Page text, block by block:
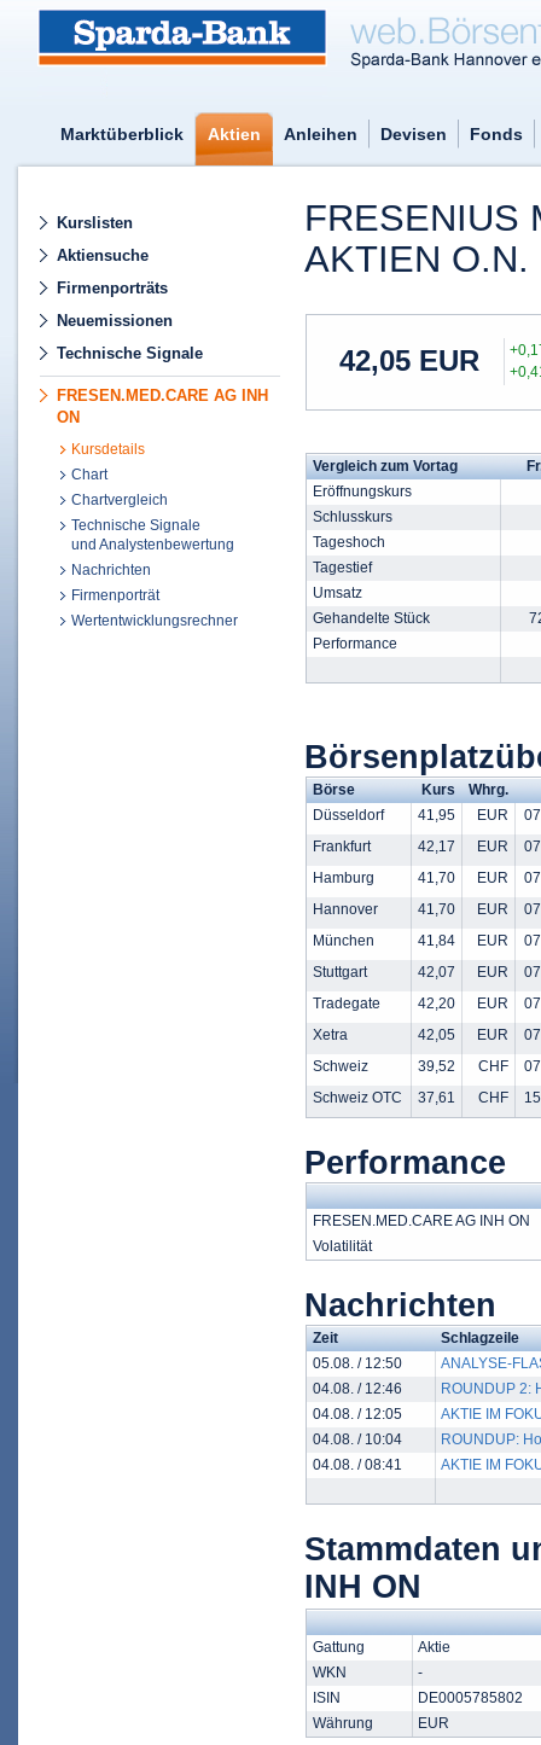
Marktüberblick Aktien Anleihen Devisen Fonds
Kurslisten
Aktiensuche
Firmenporträts
Neuemissionen
Technische Signale
FRESEN.MED.CARE AG INH
ON
Kursdetails
Chart
Chartvergleich
Technische Signale
und Analystenbewertung
Nachrichten
Firmenporträt
Wertentwicklungsrechner
FRESENIUS
AKTIEN O.N.
42,05 EUR
Vergleich zum Vortag
Eröffnungskurs
Schlusskurs
Tageshoch
Tagestief
Umsatz
Gehandelte Stück
Performance
Börse Kurs
Whrg.
Düsseldorf
41,95 EUR
Frankfurt
42,17 EUR
Hamburg
41,70 EUR
Hannover
41,70 EUR
München
41,84 EUR
Stuttgart
42,07 EUR
Tradegate
42,20 EUR
Xetra
42,05 EUR
Schweiz
39,52 CHF
Schweiz OTC
37,61 CHF
Performance
FRESEN.MED.CARE AG INH ON
Volatilität
Nachrichten
Zeit
Schlagzeile
05.08. / 12:50
ANALYSE-
04.08. / 12:46
ROUNDUP 2:
04.08. / 12:05
AKTIE IM
04.08. / 10:04
ROUNDUP:
04.08. / 08:41
AKTIE IM
Stammdaten
INH ON
Gattung
Aktie
WKN
-
ISIN
DE0005785802
Währung
EUR